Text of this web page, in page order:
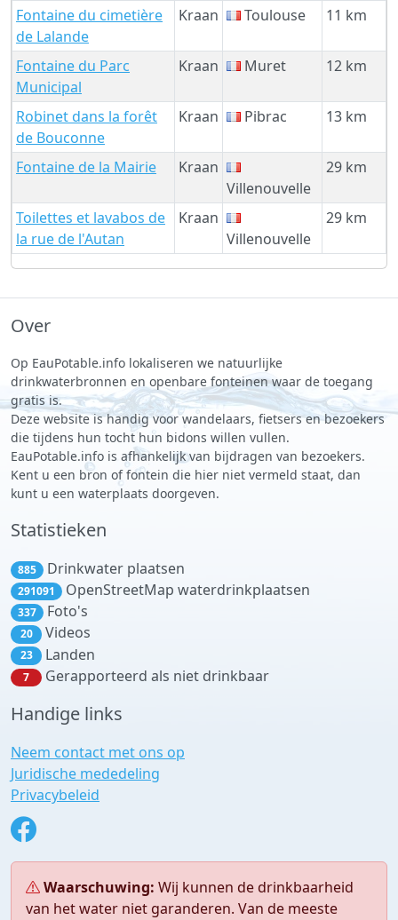
Fontaine du cimetière
de Lalande
Kraan Toulouse 11 km
Fontaine du Parc
Municipal
Kraan Muret 12 km
Robinet dans la forêt
de Bouconne
Kraan Pibrac 13 km
Fontaine de la Mairie
Kraan
Villenouvelle
29 km
Toilettes et lavabos de
la rue de l'Autan
Kraan
Villenouvelle
29 km
Over
Op EauPotable.info lokaliseren we natuurlijke
drinkwaterbronnen en openbare fonteinen waar de toegang
gratis is.
Deze website is handig voor wandelaars, fietsers en bezoekers
die tijdens hun tocht hun bidons willen vullen.
EauPotable.info is afhankelijk van bijdragen van bezoekers.
Kent u een bron of fontein die hier niet vermeld staat, dan
kunt u een waterplaats doorgeven.
Statistieken
885 Drinkwater plaatsen
291091 OpenStreetMap waterdrinkplaatsen
337 Foto's
20 Videos
23 Landen
7 Gerapporteerd als niet drinkbaar
Handige links
Neem contact met ons op
Juridische mededeling
Privacybeleid
Waarschuwing: Wij kunnen de drinkbaarheid
van het water niet garanderen. Van de meeste